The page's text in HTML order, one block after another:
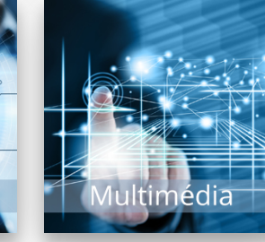
Pour la diffusion de contenus
multimédia, affichage
dynamique intérieur ou
extérieur, bornes interactives,
vidéo projection, écrans...
EN SAVOIR PLUS